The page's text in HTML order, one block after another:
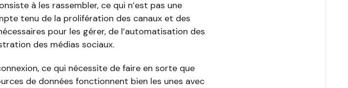
à les rassembler, ce qui n’est pas une
tenu de la prolifération des canaux et des
pour les gérer, de l’automatisation des
des médias sociaux.
ce qui nécessite de faire en sorte que
de données fonctionnent bien les unes avec